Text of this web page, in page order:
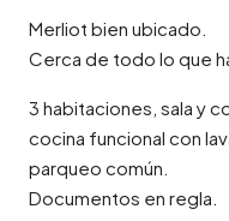
Merliot bien ubicado.
Cerca de todo lo que
3 habitaciones, sala y
cocina funcional con
parqueo común.
Documentos en regla.